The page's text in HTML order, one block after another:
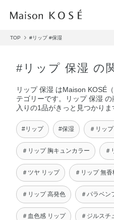
TOP #リップ #保湿
#リップ 保湿 の
リップ 保湿 はMaison KOSÉ
テゴリーです。リップ 保湿
入りの1品がきっと見つかりま
#リップ #保湿 ＃リッ
＃リップ 胸キュンカラー ＃
＃ツヤ リップ ＃リップ 無香
＃リップ 高発色 ＃パラベン
＃血色感 リップ ＃ジルスチ